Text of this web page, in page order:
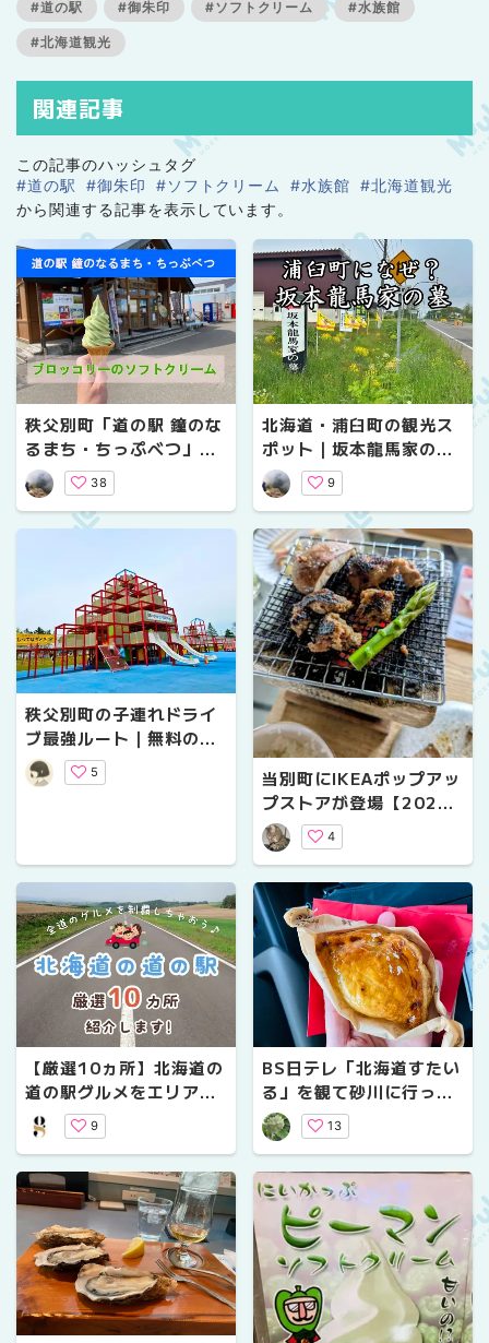
#道の駅 #御朱印 #ソフトクリーム #水族館
#北海道観光
関連記事
この記事のハッシュタグ
#道の駅
#御朱印 #ソフトクリーム #水族館 #北海道観光
から関連する記事を表示しています。
秩父別町「道の駅 鐘のな
るまち・ちっぷべつ」｜
ブロッコリーソフトクリ
ーム・国内最大級のスイ
ングベル・温泉も
38
北海道・浦臼町の観光ス
ポット｜坂本龍馬家の
墓・郷土資料館・日帰り
温泉もある「道の駅つる
ぬま」をめぐる
9
秩父別町の子連れドライ
ブ最強ルート｜無料の屋
内遊戯場「ちっくる」・
屋外アスレチック・ブロ
5
当別町にIKEAポップアッ
プストアが登場【2026
年5月～】ジャージーソ
フト・絶品ハンバーグな
ど一緒に楽しみたいグル
メ2選
4
【厳選10ヵ所】北海道の
道の駅グルメをエリア別
に一挙紹介！
9
BS日テレ「北海道すたい
る」を観て砂川に行って
みた！
13